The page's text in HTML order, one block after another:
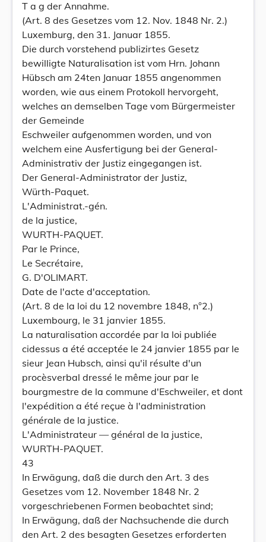
T a g der Annahme.
(Art. 8 des Gesetzes vom 12. Nov. 1848 Nr. 2.)
Luxemburg, den 31. Januar 1855.
Die durch vorstehend publizirtes Gesetz
bewilligte Naturalisation ist vom Hrn. Johann
Hübsch am 24ten Januar 1855 angenommen
worden, wie aus einem Protokoll hervorgeht,
welches an demselben Tage vom Bürgermeister
der Gemeinde
Eschweiler aufgenommen worden, und von
welchem eine Ausfertigung bei der General-
Administrativ der Justiz eingegangen ist.
Der General-Administrator der Justiz,
Würth-Paquet.
L'Administrat.-gén.
de la justice,
WURTH-PAQUET.
Par le Prince,
Le Secrétaire,
G. D'OLIMART.
Date de l'acte d'acceptation.
(Art. 8 de la loi du 12 novembre 1848, n°2.)
Luxembourg, le 31 janvier 1855.
La naturalisation accordée par la loi publiée
cidessus a été acceptée le 24 janvier 1855 par le
sieur Jean Hubsch, ainsi qu'il résulte d'un
procèsverbal dressé le même jour par le
bourgmestre de la commune d'Eschweiler, et dont
l'expédition a été reçue à l'administration
générale de la justice.
L'Administrateur — général de la justice,
WURTH-PAQUET.
43
In Erwägung, daß die durch den Art. 3 des
Gesetzes vom 12. November 1848 Nr. 2
vorgeschriebenen Formen beobachtet sind;
In Erwägung, daß der Nachsuchende die durch
den Art. 2 des besagten Gesetzes erforderten